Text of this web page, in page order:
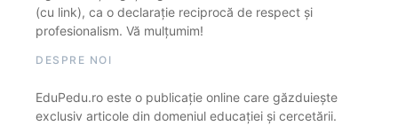
(cu link), ca o declarație reciprocă de respect și
profesionalism. Vă mulțumim!
DESPRE NOI
EduPedu.ro este o publicație online care găzduiește
exclusiv articole din domeniul educației și cercetării.